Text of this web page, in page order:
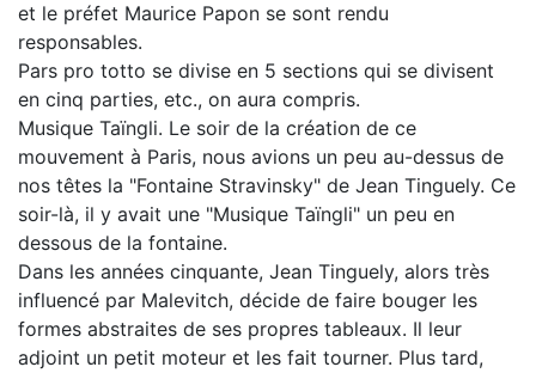
et le préfet Maurice Papon se sont rendu
responsables.
Pars pro totto se divise en 5 sections qui se divisent
en cinq parties, etc., on aura compris.
Musique Taïngli. Le soir de la création de ce
mouvement à Paris, nous avions un peu au-dessus de
nos têtes la "Fontaine Stravinsky" de Jean Tinguely. Ce
soir-là, il y avait une "Musique Taïngli" un peu en
dessous de la fontaine.
Dans les années cinquante, Jean Tinguely, alors très
influencé par Malevitch, décide de faire bouger les
formes abstraites de ses propres tableaux. Il leur
adjoint un petit moteur et les fait tourner. Plus tard,